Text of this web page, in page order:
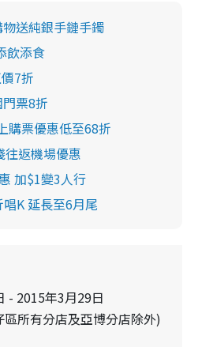
物送純銀手鏈手鐲
飲添食
7折
票8折
購票優惠低至68折
往返機場優惠
加$1變3人行
K 延長至6月尾
- 2015年3月29日
所有分店及亞博分店除外)